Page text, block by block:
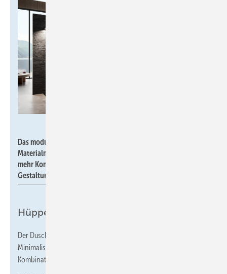
Das modulare System Hüppe Sphere: Mit einem neuartigen
Materialmix für mehr Atmosphäre, mit smarten Funktionen für
mehr Komfort, mit über 5000 Varianten für mehr
Gestaltungsvielfalt.
Hüppe Sphere: Design fürs Bad
Der Duschplatz Sphere überzeugte die Jury mit formalem
Minimalismus und einer außergewöhnlichen
Kombinationsvielfalt, die max. gestalterische Freiheit erlaubt.